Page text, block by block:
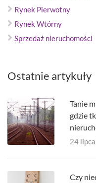
Rynek Pierwotny
Rynek Wtórny
Sprzedaż nieruchomości
Ostatnie artykuły
Tanie
gdzie
24
Czy